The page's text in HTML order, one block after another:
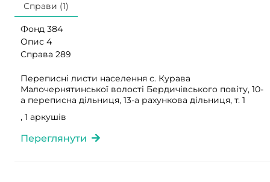
Справи (1)
Фонд 384
Опис 4
Справа 289
Переписні листи населення с. Курава
Малочернятинської волості Бердичівського повіту, 10-
а переписна дільниця, 13-а рахункова дільниця, т. 1
, 1 аркушів
Переглянути